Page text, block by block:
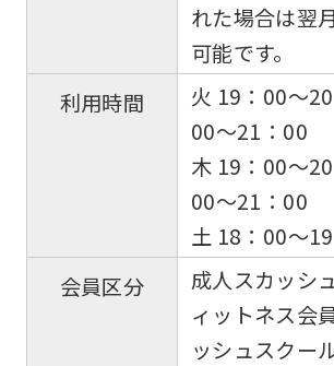
れた場合は翌
可能です。
利用時間
火 19：00～
00～21：00
木 19：00〜
00～21：00
土 18：00〜
会員区分
成人スカッシ
ィットネス会
ッシュスクー